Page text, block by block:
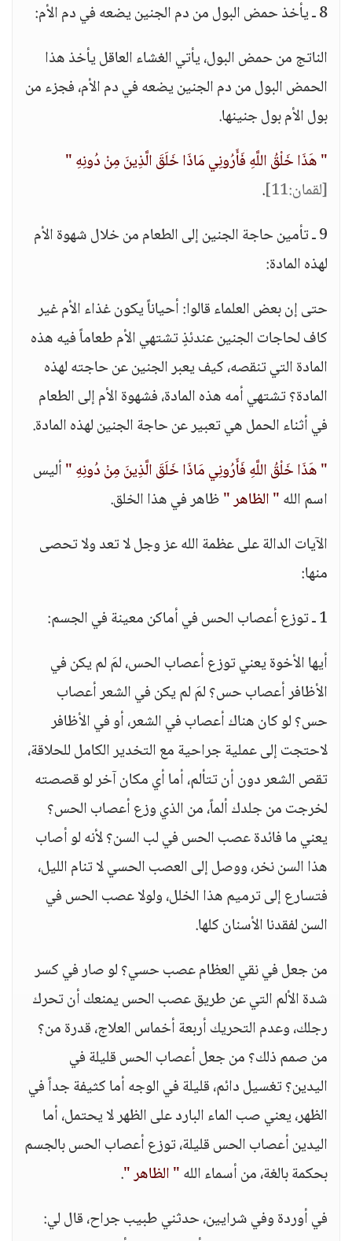
8 ـ يأخذ حمض البول من دم الجنين يضعه في دم الأم:
الناتج من حمض البول، يأتي الغشاء العاقل يأخذ هذا
الحمض البول من دم الجنين يضعه في دم الأم، فجزء من
بول الأم بول جنينها.
" هَذَا خَلْقُ اللَّهِ فَأَرُونِي مَاذَا خَلَقَ الَّذِينَ مِنْ دُونِهِ "
[لقمان:11]
.
9 ـ تأمين حاجة الجنين إلى الطعام من خلال شهوة الأم
لهذه المادة:
حتى إن بعض العلماء قالوا: أحياناً يكون غذاء الأم غير
كاف لحاجات الجنين عندئذٍ تشتهي الأم طعاماً فيه هذه
المادة التي تنقصه، كيف يعبر الجنين عن حاجته لهذه
المادة؟ تشتهي أمه هذه المادة، فشهوة الأم إلى الطعام
في أثناء الحمل هي تعبير عن حاجة الجنين لهذه المادة.
" هَذَا خَلْقُ اللَّهِ فَأَرُونِي مَاذَا خَلَقَ الَّذِينَ مِنْ دُونِهِ "أليس
اسم الله" الظاهر "ظاهر في هذا الخلق.
الآيات الدالة على عظمة الله عز وجل لا تعد ولا تحصى
منها:
1 ـ توزع أعصاب الحس في أماكن معينة في الجسم:
أيها الأخوة يعني توزع أعصاب الحس، لمَ لم يكن في
الأظافر أعصاب حس؟ لمَ لم يكن في الشعر أعصاب
حس؟ لو كان هناك أعصاب في الشعر، أو في الأظافر
لاحتجت إلى عملية جراحية مع التخدير الكامل للحلاقة،
تقص الشعر دون أن تتألم، أما أي مكان آخر لو قصصته
لخرجت من جلدك ألماً، من الذي وزع أعصاب الحس؟
يعني ما فائدة عصب الحس في لب السن؟ لأنه لو أصاب
هذا السن نخر، ووصل إلى العصب الحسي لا تنام الليل،
فتسارع إلى ترميم هذا الخلل، ولولا عصب الحس في
السن لفقدنا الأسنان كلها.
من جعل في نقي العظام عصب حسي؟ لو صار في كسر
شدة الألم التي عن طريق عصب الحس يمنعك أن تحرك
رجلك، وعدم التحريك أربعة أخماس العلاج، قدرة من؟
من صمم ذلك؟ من جعل أعصاب الحس قليلة في
اليدين؟ تغسيل دائم، قليلة في الوجه أما كثيفة جداً في
الظهر، يعني صب الماء البارد على الظهر لا يحتمل، أما
اليدين أعصاب الحس قليلة، توزع أعصاب الحس بالجسم
بحكمة بالغة، من أسماء الله" الظاهر ".
في أوردة وفي شرايين، حدثني طبيب جراح، قال لي: